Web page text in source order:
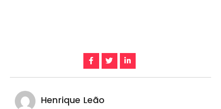
Henrique Leão